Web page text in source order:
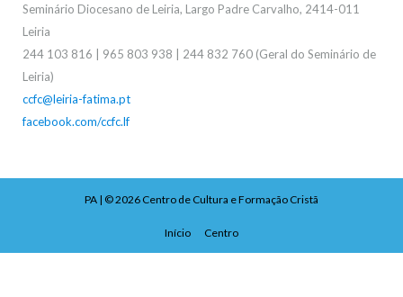
Seminário Diocesano de Leiria, Largo Padre Carvalho, 2414-011
Leiria
244 103 816 | 965 803 938 | 244 832 760 (Geral do Seminário de
Leiria)
ccfc@leiria-fatima.pt
facebook.com/ccfc.lf
PA | © 2026 Centro de Cultura e Formação Cristã
Início Centro